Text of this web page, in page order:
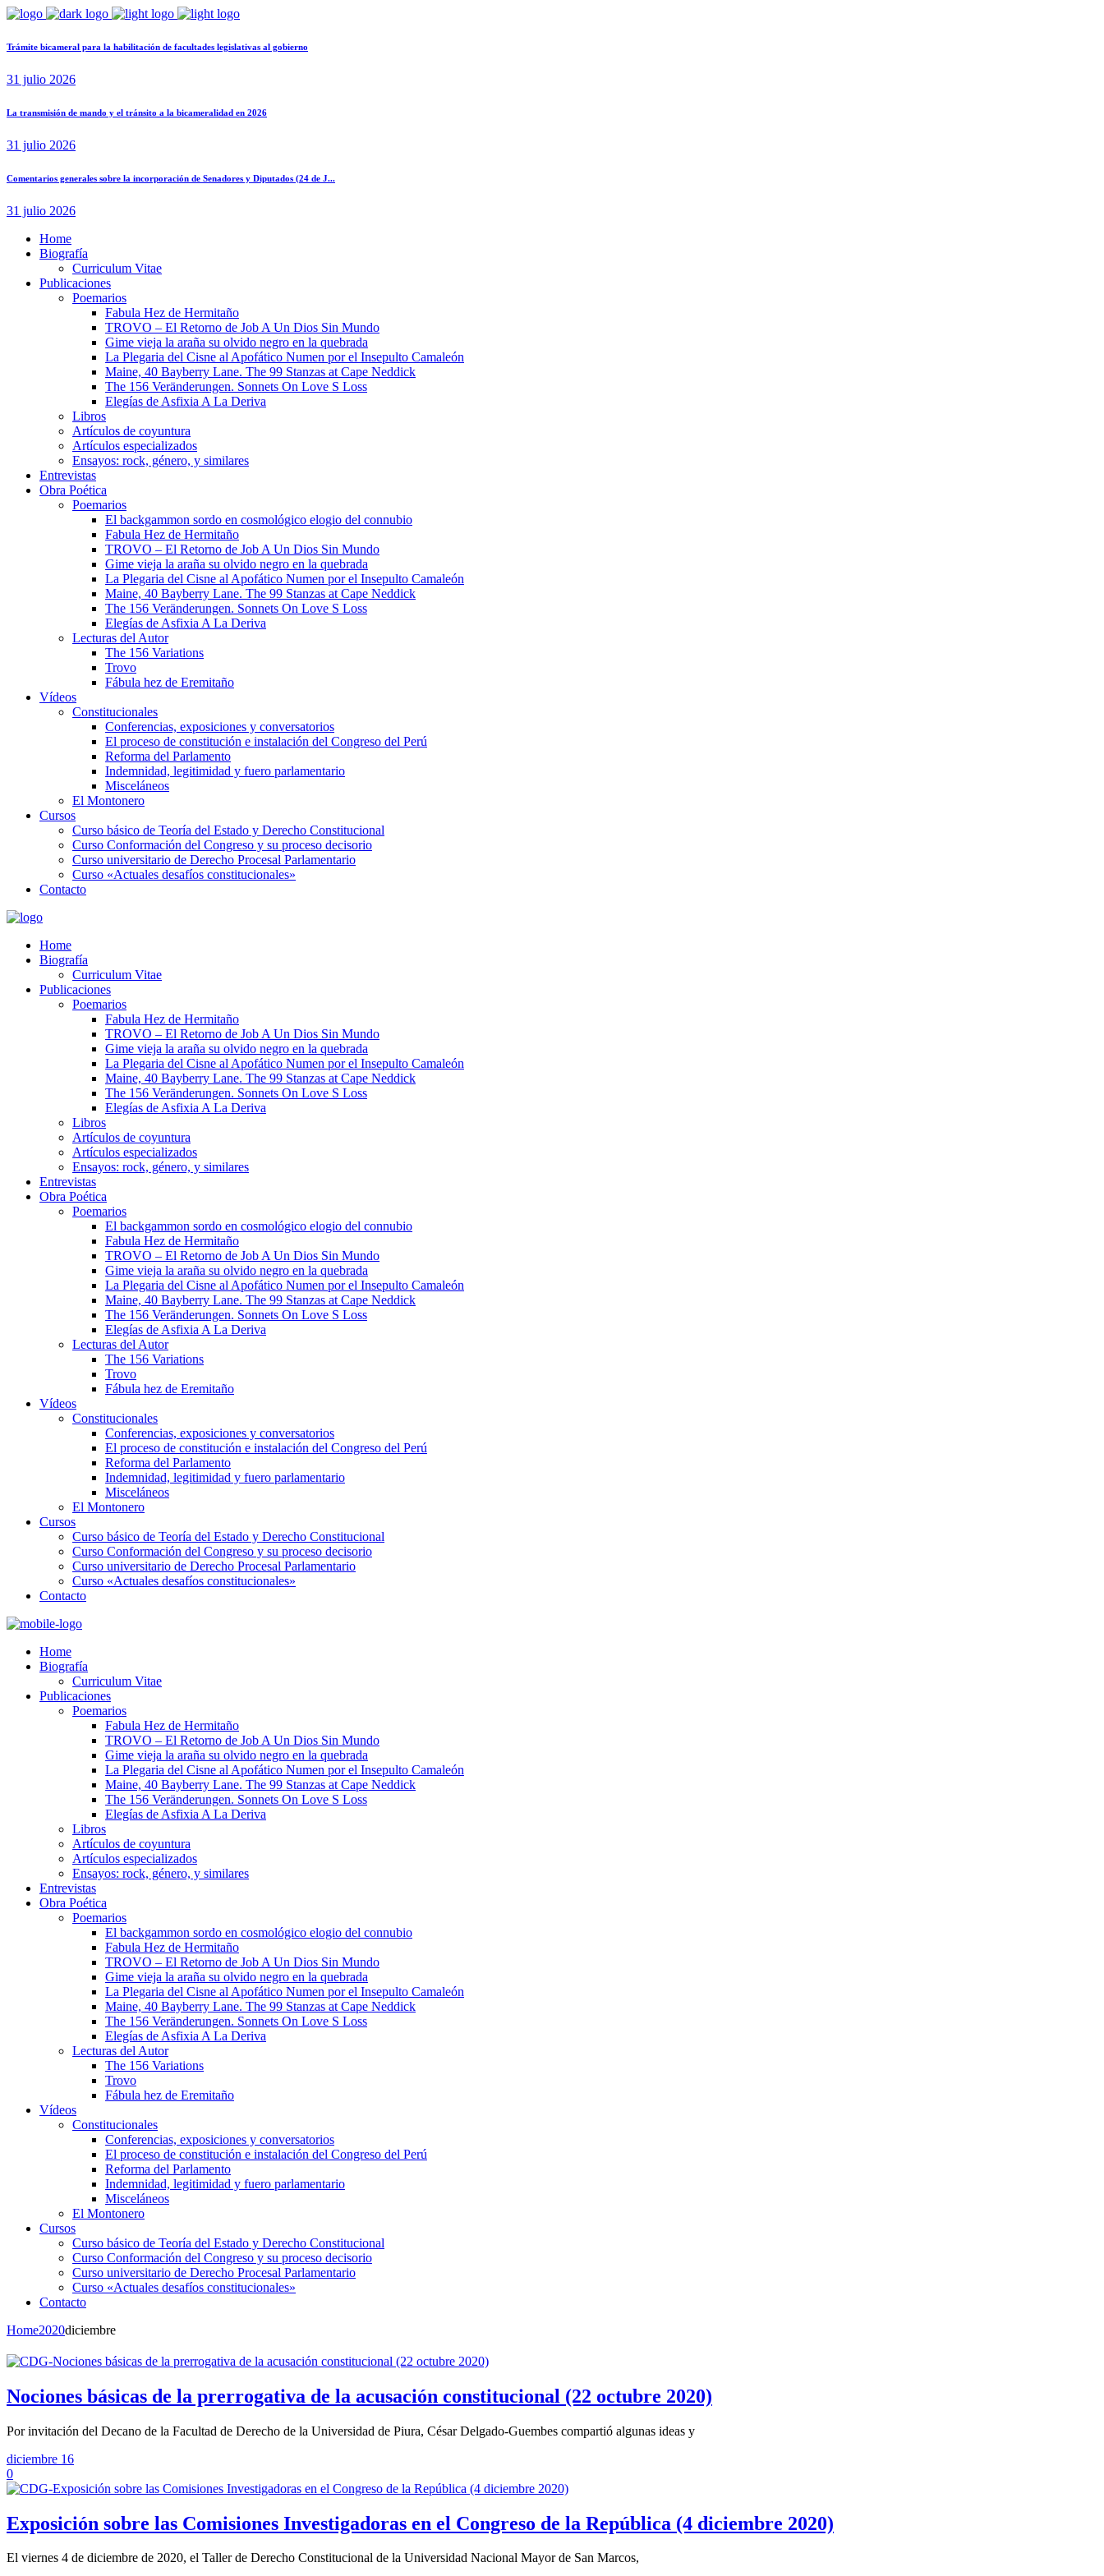
Trámite bicameral para la habilitación de facultades legislativas al gobierno
31 julio 2026
La transmisión de mando y el tránsito a la bicameralidad en 2026
31 julio 2026
Comentarios generales sobre la incorporación de Senadores y Diputados (24 de J...
31 julio 2026
Home
Biografía
Curriculum Vitae​
Publicaciones
Poemarios
Fabula Hez de Hermitaño
TROVO – El Retorno de Job A Un Dios Sin Mundo
Gime vieja la araña su olvido negro en la quebrada
La Plegaria del Cisne al Apofático Numen por el Insepulto Camaleón
Maine, 40 Bayberry Lane. The 99 Stanzas at Cape Neddick
The 156 Veränderungen. Sonnets On Love S Loss
Elegías de Asfixia A La Deriva
Libros
Artículos de coyuntura
Artículos especializados
Ensayos: rock, género, y similares
Entrevistas
Obra Poética
Poemarios
El backgammon sordo en cosmológico elogio del connubio
Fabula Hez de Hermitaño
TROVO – El Retorno de Job A Un Dios Sin Mundo
Gime vieja la araña su olvido negro en la quebrada
La Plegaria del Cisne al Apofático Numen por el Insepulto Camaleón
Maine, 40 Bayberry Lane. The 99 Stanzas at Cape Neddick
The 156 Veränderungen. Sonnets On Love S Loss
Elegías de Asfixia A La Deriva
Lecturas del Autor
The 156 Variations
Trovo
Fábula hez de Eremitaño
Vídeos
Constitucionales
Conferencias, exposiciones y conversatorios
El proceso de constitución e instalación del Congreso del Perú
Reforma del Parlamento
Indemnidad, legitimidad y fuero parlamentario
Misceláneos
El Montonero
Cursos
Curso básico de Teoría del Estado y Derecho Constitucional
Curso Conformación del Congreso y su proceso decisorio
Curso universitario de Derecho Procesal Parlamentario
Curso «Actuales desafíos constitucionales»
Contacto
Home
Biografía
Curriculum Vitae​
Publicaciones
Poemarios
Fabula Hez de Hermitaño
TROVO – El Retorno de Job A Un Dios Sin Mundo
Gime vieja la araña su olvido negro en la quebrada
La Plegaria del Cisne al Apofático Numen por el Insepulto Camaleón
Maine, 40 Bayberry Lane. The 99 Stanzas at Cape Neddick
The 156 Veränderungen. Sonnets On Love S Loss
Elegías de Asfixia A La Deriva
Libros
Artículos de coyuntura
Artículos especializados
Ensayos: rock, género, y similares
Entrevistas
Obra Poética
Poemarios
El backgammon sordo en cosmológico elogio del connubio
Fabula Hez de Hermitaño
TROVO – El Retorno de Job A Un Dios Sin Mundo
Gime vieja la araña su olvido negro en la quebrada
La Plegaria del Cisne al Apofático Numen por el Insepulto Camaleón
Maine, 40 Bayberry Lane. The 99 Stanzas at Cape Neddick
The 156 Veränderungen. Sonnets On Love S Loss
Elegías de Asfixia A La Deriva
Lecturas del Autor
The 156 Variations
Trovo
Fábula hez de Eremitaño
Vídeos
Constitucionales
Conferencias, exposiciones y conversatorios
El proceso de constitución e instalación del Congreso del Perú
Reforma del Parlamento
Indemnidad, legitimidad y fuero parlamentario
Misceláneos
El Montonero
Cursos
Curso básico de Teoría del Estado y Derecho Constitucional
Curso Conformación del Congreso y su proceso decisorio
Curso universitario de Derecho Procesal Parlamentario
Curso «Actuales desafíos constitucionales»
Contacto
Home
Biografía
Curriculum Vitae​
Publicaciones
Poemarios
Fabula Hez de Hermitaño
TROVO – El Retorno de Job A Un Dios Sin Mundo
Gime vieja la araña su olvido negro en la quebrada
La Plegaria del Cisne al Apofático Numen por el Insepulto Camaleón
Maine, 40 Bayberry Lane. The 99 Stanzas at Cape Neddick
The 156 Veränderungen. Sonnets On Love S Loss
Elegías de Asfixia A La Deriva
Libros
Artículos de coyuntura
Artículos especializados
Ensayos: rock, género, y similares
Entrevistas
Obra Poética
Poemarios
El backgammon sordo en cosmológico elogio del connubio
Fabula Hez de Hermitaño
TROVO – El Retorno de Job A Un Dios Sin Mundo
Gime vieja la araña su olvido negro en la quebrada
La Plegaria del Cisne al Apofático Numen por el Insepulto Camaleón
Maine, 40 Bayberry Lane. The 99 Stanzas at Cape Neddick
The 156 Veränderungen. Sonnets On Love S Loss
Elegías de Asfixia A La Deriva
Lecturas del Autor
The 156 Variations
Trovo
Fábula hez de Eremitaño
Vídeos
Constitucionales
Conferencias, exposiciones y conversatorios
El proceso de constitución e instalación del Congreso del Perú
Reforma del Parlamento
Indemnidad, legitimidad y fuero parlamentario
Misceláneos
El Montonero
Cursos
Curso básico de Teoría del Estado y Derecho Constitucional
Curso Conformación del Congreso y su proceso decisorio
Curso universitario de Derecho Procesal Parlamentario
Curso «Actuales desafíos constitucionales»
Contacto
Home2020diciembre
Nociones básicas de la prerrogativa de la acusación constitucional (22 octubre 2020)
Por invitación del Decano de la Facultad de Derecho de la Universidad de Piura, César Delgado-Guembes compartió algunas ideas y
diciembre 16
0
Exposición sobre las Comisiones Investigadoras en el Congreso de la República (4 diciembre 2020)
El viernes 4 de diciembre de 2020, el Taller de Derecho Constitucional de la Universidad Nacional Mayor de San Marcos,